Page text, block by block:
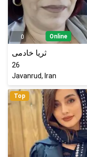
0 Online
ثریا خادمی
26
Javanrud, Iran
Top